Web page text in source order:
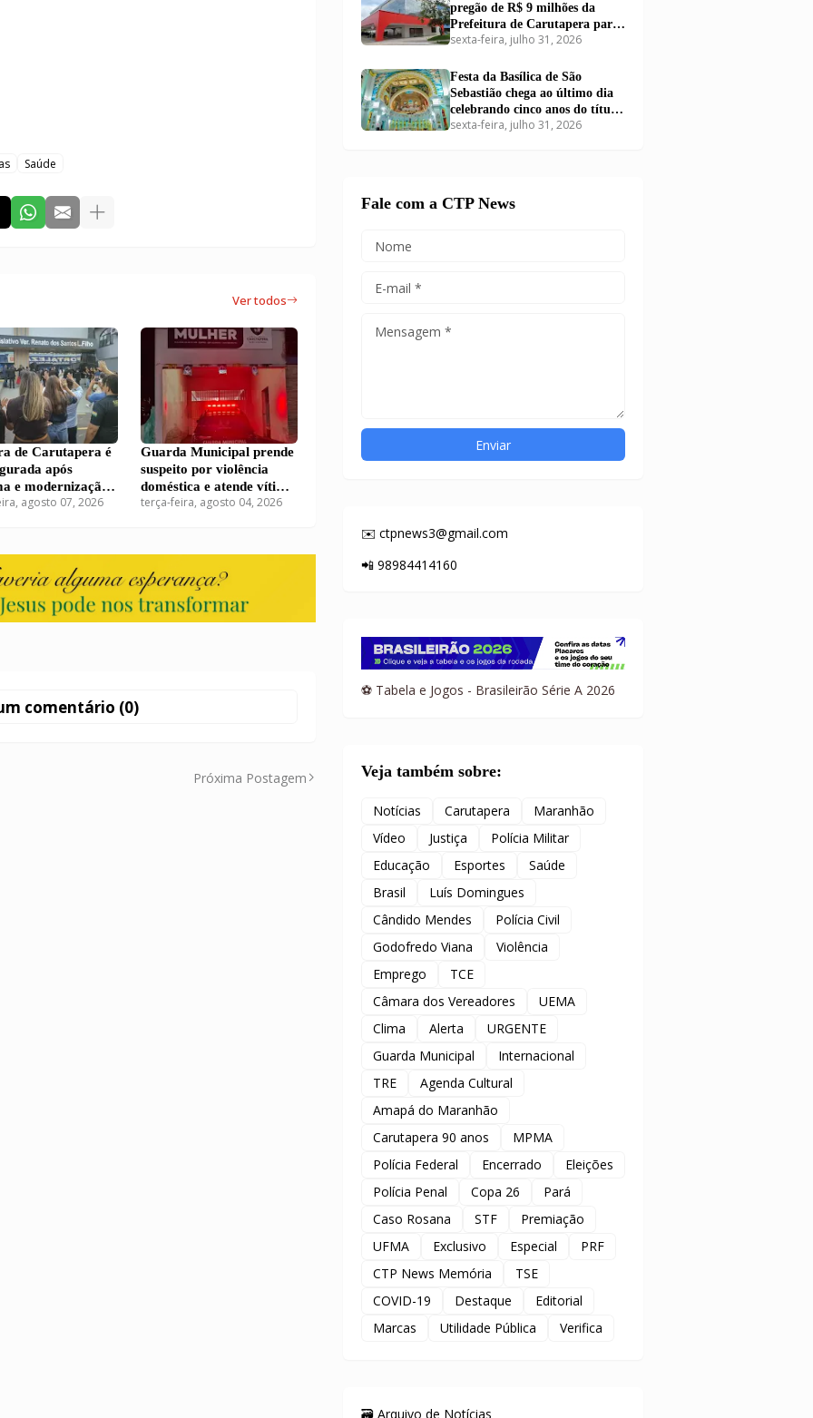
Saúde
Ver todos
de Carutapera é
após
e modernização
agosto 07, 2026
Guarda Municipal prende
suspeito por violência
doméstica e atende vítima
em Carutapera
terça-feira, agosto 04, 2026
comentário (0)
Próxima Postagem
pregão de R$ 9 milhões da
Prefeitura de Carutapera para
compra de kits educacionais
sexta-feira, julho 31, 2026
Festa da Basílica de São
Sebastião chega ao último dia
celebrando cinco anos do título
de Basílica em Carutapera
sexta-feira, julho 31, 2026
Fale com a CTP News
✉️ ctpnews3@gmail.com
📲 98984414160
⚽ Tabela e Jogos - Brasileirão Série A 2026
Veja também sobre:
Notícias Carutapera
Maranhão
Vídeo
Justiça
Polícia Militar
Educação
Esportes
Saúde
Brasil
Luís Domingues
Cândido Mendes
Polícia Civil
Godofredo Viana
Violência
Emprego
TCE
Câmara dos Vereadores
UEMA
Clima
Alerta
URGENTE
Guarda Municipal
Internacional
TRE
Agenda Cultural
Amapá do Maranhão
Carutapera 90 anos
MPMA
Polícia Federal
Encerrado
Eleições
Polícia Penal
Copa 26
Pará
Caso Rosana
STF
Premiação
UFMA
Exclusivo Especial
PRF
CTP News Memória
TSE
COVID-19
Destaque
Editorial
Marcas
Utilidade Pública Verifica
🗃️ Arquivo de Notícias